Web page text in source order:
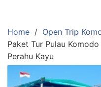
Home
Open Trip
Paket Tur Pulau
Perahu Kayu